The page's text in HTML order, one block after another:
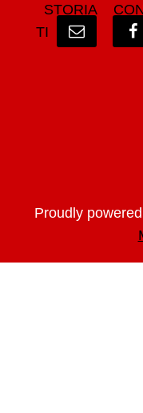
STORIA
TI
Proudly